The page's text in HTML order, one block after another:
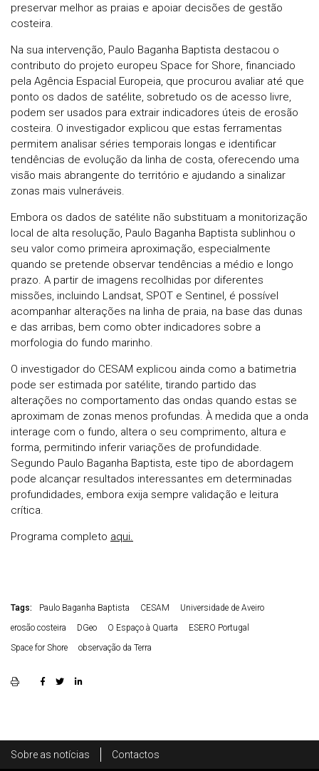
preservar melhor as praias e apoiar decisões de gestão
costeira.
Na sua intervenção, Paulo Baganha Baptista destacou o
contributo do projeto europeu Space for Shore, financiado
pela Agência Espacial Europeia, que procurou avaliar até que
ponto os dados de satélite, sobretudo os de acesso livre,
podem ser usados para extrair indicadores úteis de erosão
costeira. O investigador explicou que estas ferramentas
permitem analisar séries temporais longas e identificar
tendências de evolução da linha de costa, oferecendo uma
visão mais abrangente do território e ajudando a sinalizar
zonas mais vulneráveis.
Embora os dados de satélite não substituam a monitorização
local de alta resolução, Paulo Baganha Baptista sublinhou o
seu valor como primeira aproximação, especialmente
quando se pretende observar tendências a médio e longo
prazo. A partir de imagens recolhidas por diferentes
missões, incluindo Landsat, SPOT e Sentinel, é possível
acompanhar alterações na linha de praia, na base das dunas
e das arribas, bem como obter indicadores sobre a
morfologia do fundo marinho.
O investigador do CESAM explicou ainda como a batimetria
pode ser estimada por satélite, tirando partido das
alterações no comportamento das ondas quando estas se
aproximam de zonas menos profundas. À medida que a onda
interage com o fundo, altera o seu comprimento, altura e
forma, permitindo inferir variações de profundidade.
Segundo Paulo Baganha Baptista, este tipo de abordagem
pode alcançar resultados interessantes em determinadas
profundidades, embora exija sempre validação e leitura
crítica.
Programa completo aqui.
Tags: Paulo Baganha Baptista CESAM
Universidade de Aveiro
erosão costeira
DGeo O Espaço à Quarta
ESERO Portugal
Space for Shore
observação da Terra
Footer
Sobre as notícias Contactos